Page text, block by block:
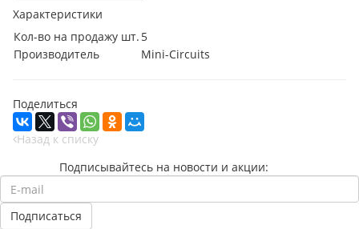
Характеристики
Кол-во на продажу шт. 5
Производитель
Mini-Circuits
Поделиться
Назад к списку
Подписывайтесь на новости и акции: